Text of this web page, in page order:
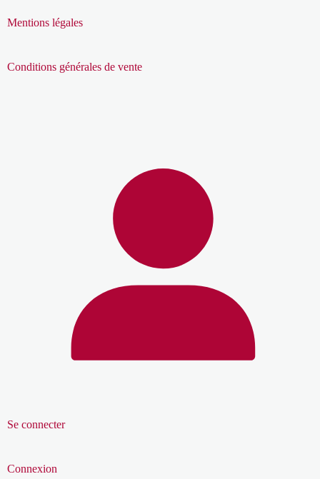
Mentions légales
Conditions générales de vente
Se connecter
Connexion